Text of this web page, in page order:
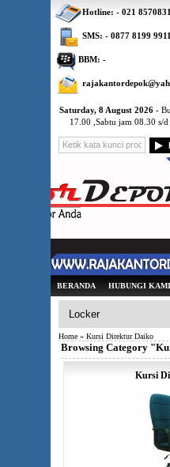
Saturday, 8 August 2026-
17.00 ,Sabtu jam 08.30 s/
BERANDA HUBUNGI KAMI
Home » Kursi Direktur Daiko
Browsing Category
Kursi
Hotline: - 021 8570831
SMS: - 0877 8199 9911
BBM: -